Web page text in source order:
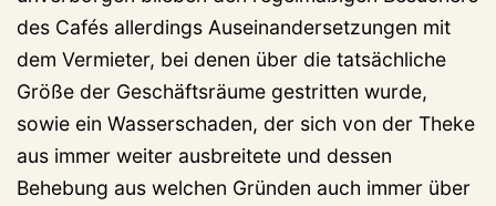
des Cafés allerdings Auseinandersetzungen mit
dem Vermieter, bei denen über die tatsächliche
Größe der Geschäftsräume gestritten wurde,
sowie ein Wasserschaden, der sich von der Theke
aus immer weiter ausbreitete und dessen
Behebung aus welchen Gründen auch immer über